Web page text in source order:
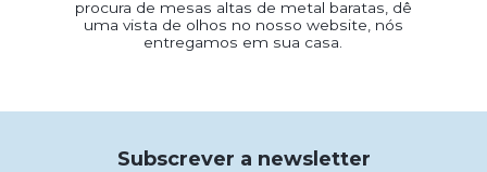
procura de mesas altas de metal baratas, dê
uma vista de olhos no nosso website, nós
entregamos em sua casa.
Subscrever a newsletter